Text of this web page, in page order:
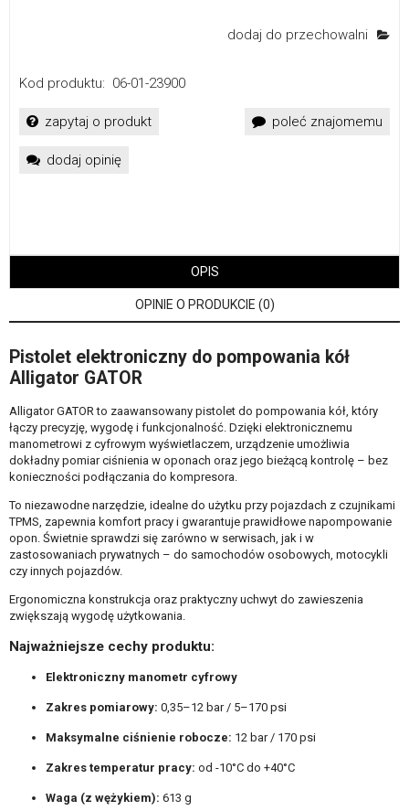
dodaj do przechowalni
Kod produktu: 06-01-23900
zapytaj o produkt poleć znajomemu
dodaj opinię
OPIS
OPINIE O PRODUKCIE (0)
Pistolet elektroniczny do pompowania kół
Alligator GATOR
Alligator GATOR to zaawansowany pistolet do pompowania kół, który
łączy precyzję, wygodę i funkcjonalność. Dzięki elektronicznemu
manometrowi z cyfrowym wyświetlaczem, urządzenie umożliwia
dokładny pomiar ciśnienia w oponach oraz jego bieżącą kontrolę – bez
konieczności podłączania do kompresora.
To niezawodne narzędzie, idealne do użytku przy pojazdach z czujnikami
TPMS, zapewnia komfort pracy i gwarantuje prawidłowe napompowanie
opon. Świetnie sprawdzi się zarówno w serwisach, jak i w
zastosowaniach prywatnych – do samochodów osobowych, motocykli
czy innych pojazdów.
Ergonomiczna konstrukcja oraz praktyczny uchwyt do zawieszenia
zwiększają wygodę użytkowania.
Najważniejsze cechy produktu:
Elektroniczny manometr cyfrowy
Zakres pomiarowy: 0,35–12 bar / 5–170 psi
Maksymalne ciśnienie robocze: 12 bar / 170 psi
Zakres temperatur pracy: od -10°C do +40°C
Waga (z wężykiem): 613 g